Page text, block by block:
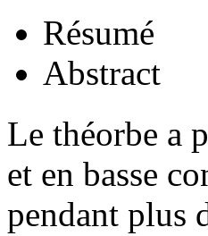
Résumé
Abstract
Le théorbe a
et en basse
pendant plus